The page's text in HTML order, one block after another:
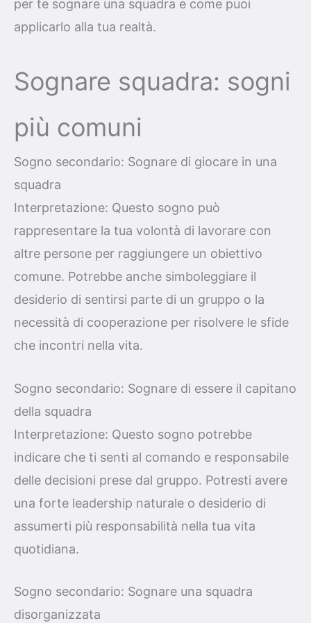
per te sognare una squadra e come puoi
applicarlo alla tua realtà.
Sognare squadra: sogni
più comuni
Sogno secondario: Sognare di giocare in una
squadra
Interpretazione: Questo sogno può
rappresentare la tua volontà di lavorare con
altre persone per raggiungere un obiettivo
comune. Potrebbe anche simboleggiare il
desiderio di sentirsi parte di un gruppo o la
necessità di cooperazione per risolvere le sfide
che incontri nella vita.
Sogno secondario: Sognare di essere il capitano
della squadra
Interpretazione: Questo sogno potrebbe
indicare che ti senti al comando e responsabile
delle decisioni prese dal gruppo. Potresti avere
una forte leadership naturale o desiderio di
assumerti più responsabilità nella tua vita
quotidiana.
Sogno secondario: Sognare una squadra
disorganizzata